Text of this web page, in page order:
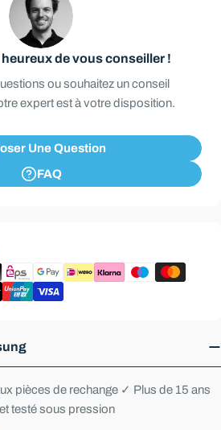
de vous conseiller !
ou souhaitez un conseil
expert est à votre disposition.
Une Question
FAQ
pièces de rechange ✓ Plus de 15 ans
testé sous pression